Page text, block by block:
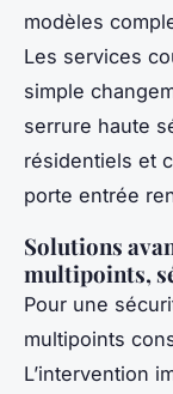
modèles
Les services
simple
serrure haute
résidentiels et
porte entrée
Solutions
multipoints,
Pour une
multipoints
L’intervention